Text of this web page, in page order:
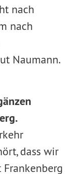
nach
nach
Naumann.
dass wir